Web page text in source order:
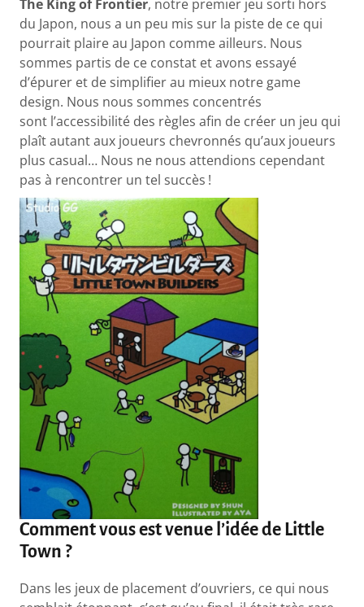
The King of Frontier, notre premier jeu sorti hors
du Japon, nous a un peu mis sur la piste de ce qui
pourrait plaire au Japon comme ailleurs. Nous
sommes partis de ce constat et avons essayé
d’épurer et de simplifier au mieux notre game
design. Nous nous sommes concentrés
sont l’accessibilité des règles afin de créer un jeu qui
plaît autant aux joueurs chevronnés qu’aux joueurs
plus casual… Nous ne nous attendions cependant
pas à rencontrer un tel succès !
Comment vous est venue l’idée de Little
Town ?
Dans les jeux de placement d’ouvriers, ce qui nous